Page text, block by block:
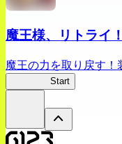
魔王様、リトライ
魔王の力を取り戻す！
Start